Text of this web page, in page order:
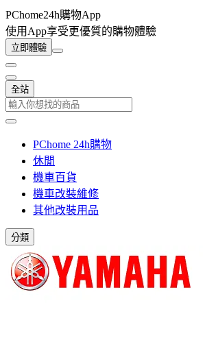
PChome24h購物App
使用App享受更優質的購物體驗
立即體驗
全站
PChome 24h購物
休閒
機車百貨
機車改裝維修
其他改裝用品
分類